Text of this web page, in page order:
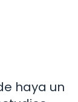
haya un